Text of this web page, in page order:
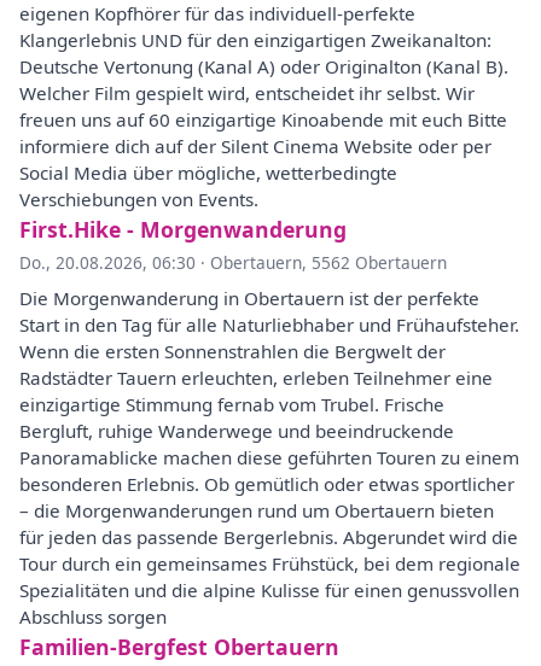
eigenen Kopfhörer für das individuell-perfekte
Klangerlebnis UND für den einzigartigen Zweikanalton:
Deutsche Vertonung (Kanal A) oder Originalton (Kanal B).
Welcher Film gespielt wird, entscheidet ihr selbst. Wir
freuen uns auf 60 einzigartige Kinoabende mit euch Bitte
informiere dich auf der Silent Cinema Website oder per
Social Media über mögliche, wetterbedingte
Verschiebungen von Events.
First.Hike - Morgenwanderung
Do., 20.08.2026, 06:30 · Obertauern, 5562 Obertauern
Die Morgenwanderung in Obertauern ist der perfekte
Start in den Tag für alle Naturliebhaber und Frühaufsteher.
Wenn die ersten Sonnenstrahlen die Bergwelt der
Radstädter Tauern erleuchten, erleben Teilnehmer eine
einzigartige Stimmung fernab vom Trubel. Frische
Bergluft, ruhige Wanderwege und beeindruckende
Panoramablicke machen diese geführten Touren zu einem
besonderen Erlebnis. Ob gemütlich oder etwas sportlicher
– die Morgenwanderungen rund um Obertauern bieten
für jeden das passende Bergerlebnis. Abgerundet wird die
Tour durch ein gemeinsames Frühstück, bei dem regionale
Spezialitäten und die alpine Kulisse für einen genussvollen
Abschluss sorgen
Familien-Bergfest Obertauern